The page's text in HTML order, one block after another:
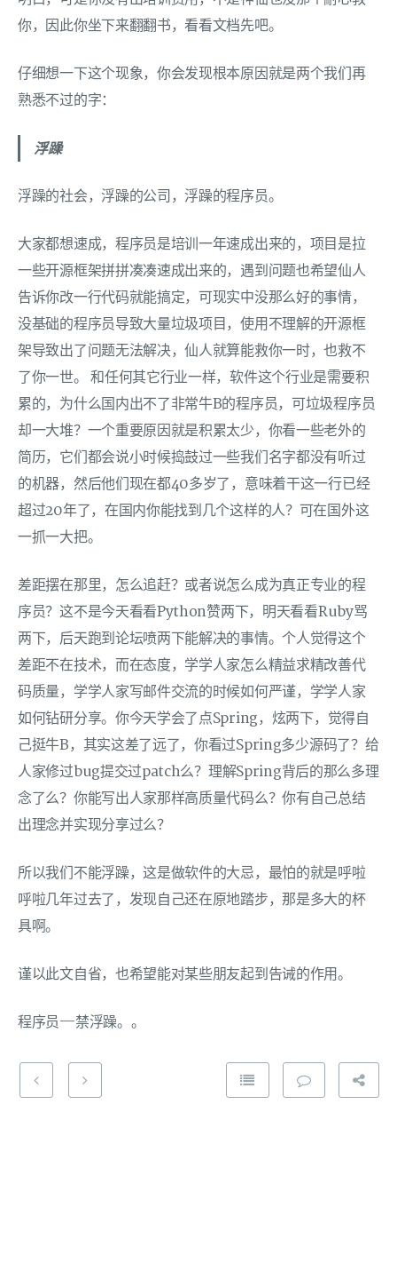
你，因此你坐下来翻翻书，看看文档先吧。
仔细想一下这个现象，你会发现根本原因就是两个我们再
熟悉不过的字：
浮躁
浮躁的社会，浮躁的公司，浮躁的程序员。
大家都想速成，程序员是培训一年速成出来的，项目是拉
一些开源框架拼拼凑凑速成出来的，遇到问题也希望仙人
告诉你改一行代码就能搞定，可现实中没那么好的事情，
没基础的程序员导致大量垃圾项目，使用不理解的开源框
架导致出了问题无法解决，仙人就算能救你一时，也救不
了你一世。 和任何其它行业一样，软件这个行业是需要积
累的，为什么国内出不了非常牛B的程序员，可垃圾程序员
却一大堆？一个重要原因就是积累太少，你看一些老外的
简历，它们都会说小时候捣鼓过一些我们名字都没有听过
的机器，然后他们现在都40多岁了，意味着干这一行已经
超过20年了，在国内你能找到几个这样的人？可在国外这
一抓一大把。
差距摆在那里，怎么追赶？或者说怎么成为真正专业的程
序员？这不是今天看看Python赞两下，明天看看Ruby骂
两下，后天跑到论坛喷两下能解决的事情。个人觉得这个
差距不在技术，而在态度，学学人家怎么精益求精改善代
码质量，学学人家写邮件交流的时候如何严谨，学学人家
如何钻研分享。你今天学会了点Spring，炫两下，觉得自
己挺牛B，其实这差了远了，你看过Spring多少源码了？给
人家修过bug提交过patch么？理解Spring背后的那么多理
念了么？你能写出人家那样高质量代码么？你有自己总结
出理念并实现分享过么？
所以我们不能浮躁，这是做软件的大忌，最怕的就是呼啦
呼啦几年过去了，发现自己还在原地踏步，那是多大的杯
具啊。
谨以此文自省，也希望能对某些朋友起到告诫的作用。
程序员—禁浮躁。。